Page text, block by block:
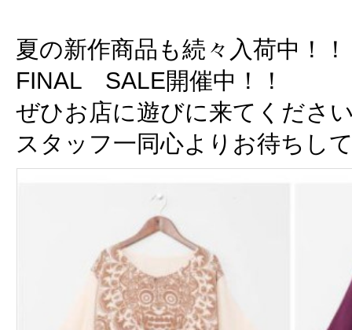
夏の新作商品も続々入荷中！！
FINAL SALE開催中！！
ぜひお店に遊びに来てくださ
スタッフ一同心よりお待ちし